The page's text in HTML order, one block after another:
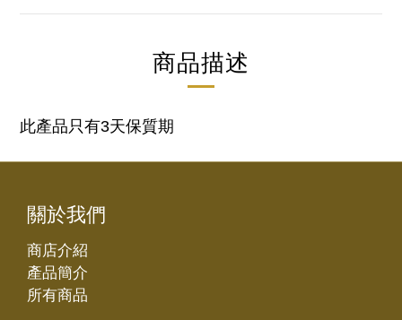
商品描述
此產品只有3天保質期
關於我們
商店介紹
產品簡介
所有商品